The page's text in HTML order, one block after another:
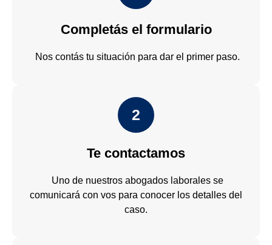
Completás el formulario
Nos contás tu situación para dar el primer paso.
2
Te contactamos
Uno de nuestros abogados laborales se
comunicará con vos para conocer los detalles del
caso.